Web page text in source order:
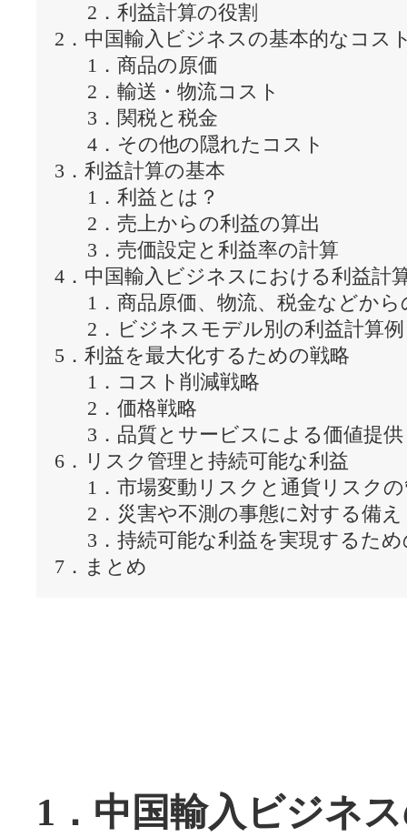
2．利益計算の役割
2．中国輸入ビジネスの基本的なコス
1．商品の原価
2．輸送・物流コスト
3．関税と税金
4．その他の隠れたコスト
3．利益計算の基本
1．利益とは？
2．売上からの利益の算出
3．売価設定と利益率の計算
4．中国輸入ビジネスにおける利益計
1．商品原価、物流、税金などから
2．ビジネスモデル別の利益計算例
5．利益を最大化するための戦略
1．コスト削減戦略
2．価格戦略
3．品質とサービスによる価値提供
6．リスク管理と持続可能な利益
1．市場変動リスクと通貨リスク
2．災害や不測の事態に対する備え
3．持続可能な利益を実現するた
7．まとめ
1．中国輸入ビジネ